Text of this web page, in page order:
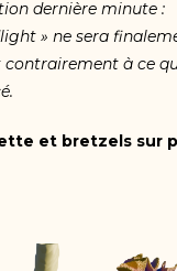
dernière minute :
» ne sera
contrairement à ce
et bretzels sur